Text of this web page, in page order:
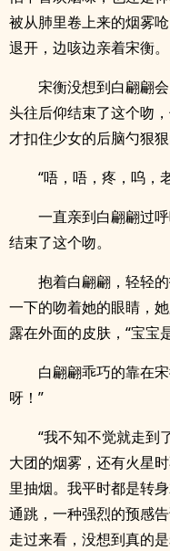
被从肺里卷上来的烟雾
退开，边咳边亲着宋衡。
宋衡没想到白翩翩
头往后仰结束了这个吻
才扣住少女的后脑勺狠狠
“唔，唔，疼，呜，
一直亲到白翩翩过
结束了这个吻。
抱着白翩翩，轻轻
一下的吻着她的眼睛，
露在外面的皮肤，“宝宝
白翩翩乖巧的靠在
呀！”
“我不知不觉就走到
大团的烟雾，还有火星
里抽烟。我平时都是转
通跳，一种强烈的预感
走过来看，没想到真的